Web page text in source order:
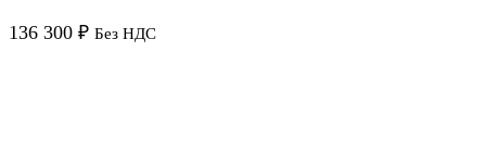
136 300 ₽ Без НДС